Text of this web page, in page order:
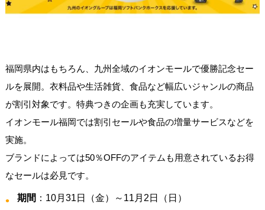
福岡県内はもちろん、九州全域のイオンモールで優勝記念セー
ルを展開。衣料品や生活雑貨、食品など幅広いジャンルの商品
が割引対象です。特典つきの企画も充実しています。
イオンモール福岡では割引セールや食品の増量サービスなどを
実施。
ブランドによっては50％OFFのアイテムも用意されているお得
なセールは必見です。
期間 ：10月31日（金）～11月2日（日）